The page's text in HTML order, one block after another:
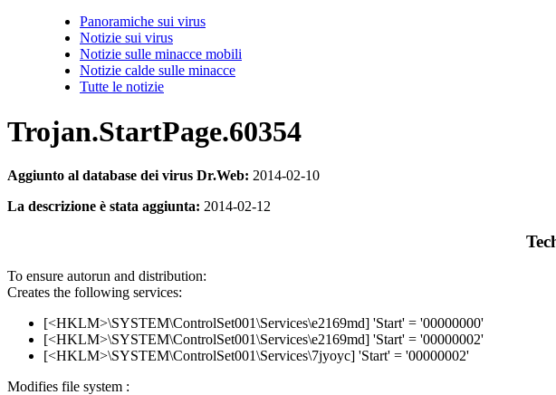
Panoramiche sui virus
Notizie sui virus
Notizie sulle minacce mobili
Notizie calde sulle minacce
Tutte le notizie
Trojan.StartPage.60354
Aggiunto al database dei virus Dr.Web: 2014-02-10
La descrizione è stata aggiunta: 2014-02-12
To ensure autorun and distribution:
Creates the following services:
[<HKLM>\SYSTEM\ControlSet001\Services\e2169md] 'Start' = '00000000'
[<HKLM>\SYSTEM\ControlSet001\Services\e2169md] 'Start' = '00000002'
[<HKLM>\SYSTEM\ControlSet001\Services\7jyoyc] 'Start' = '00000002'
Modifies file system :